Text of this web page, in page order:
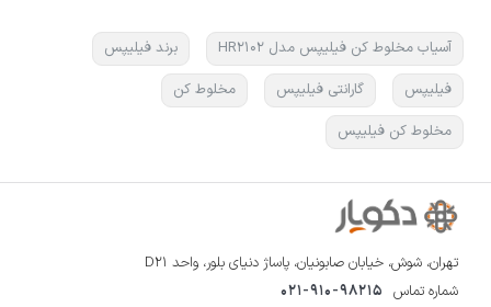
آسیاب مخلوط کن فیلیپس مدل HR2102
برند فیلیپس
فیلیپس
گارانتی فیلیپس
مخلوط کن
مخلوط کن فیلیپس
تهران، شوش، خیابان صابونیان، پاساژ دنیای بلور، واحد D21
شماره تماس 021-910-98215